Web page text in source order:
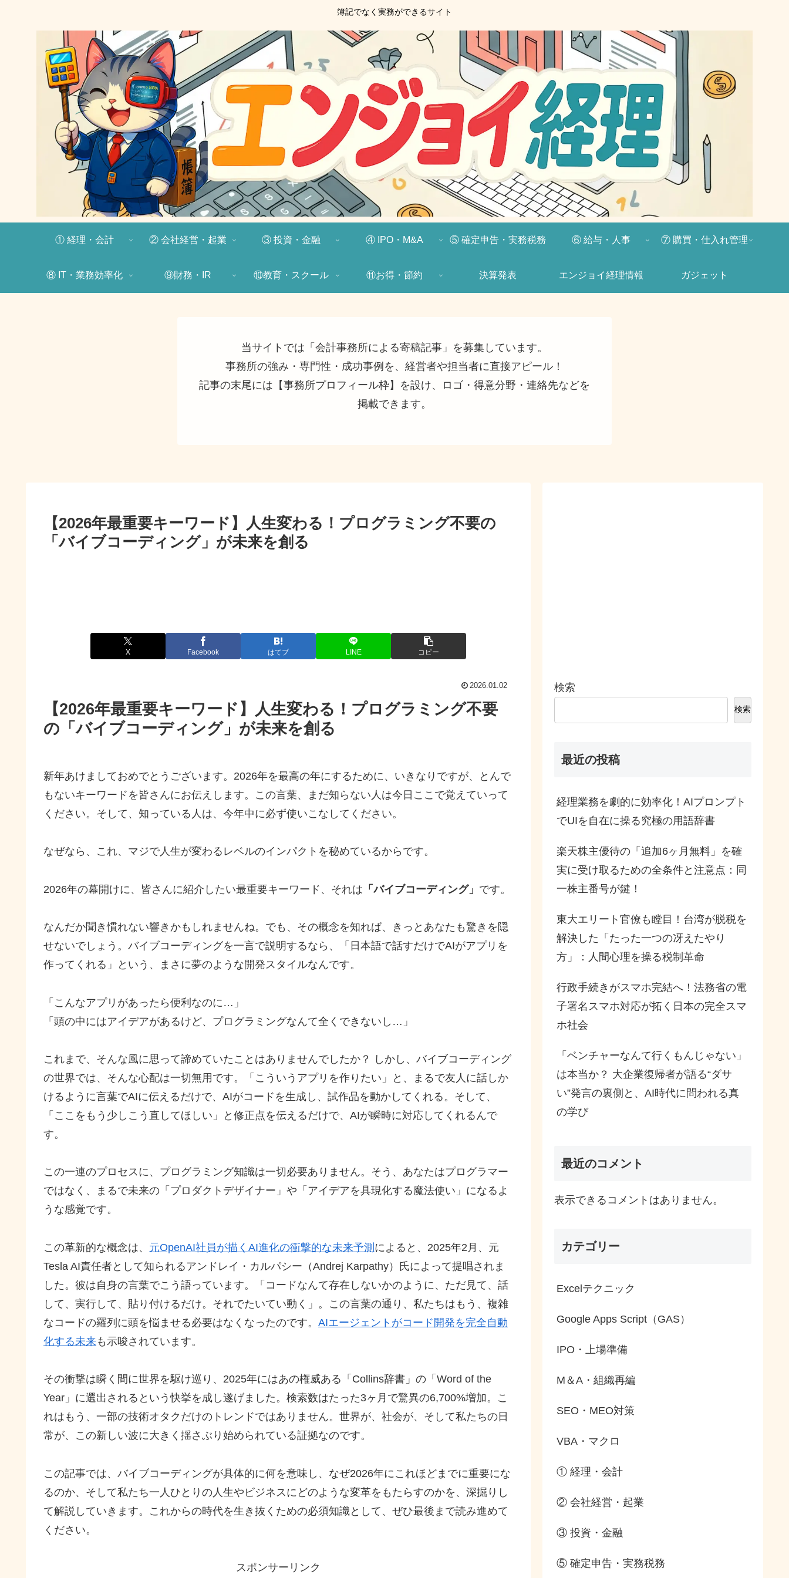
簿記でなく実務ができるサイト
① 経理・会計 ② 会社経営・起業 ③ 投資・金融 ④ IPO・M&A ⑤ 確定申告・実務税務 ⑥ 給与・人事 ⑦ 購買・仕入れ管理
⑧ IT・業務効率化 ⑨財務・IR ⑩教育・スクール ⑪お得・節約 決算発表 エンジョイ経理情報 ガジェット
当サイトでは「会計事務所による寄稿記事」を募集しています。
事務所の強み・専門性・成功事例を、経営者や担当者に直接アピール！
記事の末尾には【事務所プロフィール枠】を設け、ロゴ・得意分野・連絡先などを
掲載できます。
【2026年最重要キーワード】人生変わる！プログラミング不要の
「バイブコーディング」が未来を創る
X Facebook はてブ LINE コピー
2026.01.02
【2026年最重要キーワード】人生変わる！プログラミング不要
の「バイブコーディング」が未来を創る
新年あけましておめでとうございます。2026年を最高の年にするために、いきなりですが、とんで
もないキーワードを皆さんにお伝えします。この言葉、まだ知らない人は今日ここで覚えていって
ください。そして、知っている人は、今年中に必ず使いこなしてください。
なぜなら、これ、マジで人生が変わるレベルのインパクトを秘めているからです。
2026年の幕開けに、皆さんに紹介したい最重要キーワード、それは 「バイブコーディング」 です。
なんだか聞き慣れない響きかもしれませんね。でも、その概念を知れば、きっとあなたも驚きを隠
せないでしょう。バイブコーディングを一言で説明するなら、「日本語で話すだけでAIがアプリを
作ってくれる」という、まさに夢のような開発スタイルなんです。
「こんなアプリがあったら便利なのに…」
「頭の中にはアイデアがあるけど、プログラミングなんて全くできないし…」
これまで、そんな風に思って諦めていたことはありませんでしたか？ しかし、バイブコーディング
の世界では、そんな心配は一切無用です。「こういうアプリを作りたい」と、まるで友人に話しか
けるように言葉でAIに伝えるだけで、AIがコードを生成し、試作品を動かしてくれる。そして、
「ここをもう少しこう直してほしい」と修正点を伝えるだけで、AIが瞬時に対応してくれるんで
す。
この一連のプロセスに、プログラミング知識は一切必要ありません。そう、あなたはプログラマー
ではなく、まるで未来の「プロダクトデザイナー」や「アイデアを具現化する魔法使い」になるよ
うな感覚です。
この革新的な概念は、 元OpenAI社員が描くAI進化の衝撃的な未来予測 によると、2025年2月、元
Tesla AI責任者として知られるアンドレイ・カルパシー（Andrej Karpathy）氏によって提唱されま
した。彼は自身の言葉でこう語っています。「コードなんて存在しないかのように、ただ見て、話
して、実行して、貼り付けるだけ。それでたいてい動く」。この言葉の通り、私たちはもう、複雑
なコードの羅列に頭を悩ませる必要はなくなったのです。 AIエージェントがコード開発を完全自動
化する未来も示唆されています。
その衝撃は瞬く間に世界を駆け巡り、2025年にはあの権威ある「Collins辞書」の「Word of the
Year」に選出されるという快挙を成し遂げました。検索数はたった3ヶ月で驚異の6,700%増加。こ
れはもう、一部の技術オタクだけのトレンドではありません。世界が、社会が、そして私たちの日
常が、この新しい波に大きく揺さぶり始められている証拠なのです。
この記事では、バイブコーディングが具体的に何を意味し、なぜ2026年にこれほどまでに重要にな
るのか、そして私たち一人ひとりの人生やビジネスにどのような変革をもたらすのかを、深掘りし
て解説していきます。これからの時代を生き抜くための必須知識として、ぜひ最後まで読み進めて
ください。
スポンサーリンク
検索
検索
最近の投稿
経理業務を劇的に効率化！AIプロンプト
でUIを自在に操る究極の用語辞書
楽天株主優待の「追加6ヶ月無料」を確
実に受け取るための全条件と注意点：同
一株主番号が鍵！
東大エリート官僚も瞠目！台湾が脱税を
解決した「たった一つの冴えたやり
方」：人間心理を操る税制革命
行政手続きがスマホ完結へ！法務省の電
子署名スマホ対応が拓く日本の完全スマ
ホ社会
「ベンチャーなんて行くもんじゃない」
は本当か？ 大企業復帰者が語る“ダサ
い”発言の裏側と、AI時代に問われる真
の学び
最近のコメント
表示できるコメントはありません。
カテゴリー
Excelテクニック
Google Apps Script（GAS）
IPO・上場準備
M＆A・組織再編
SEO・MEO対策
VBA・マクロ
① 経理・会計
② 会社経営・起業
③ 投資・金融
⑤ 確定申告・実務税務